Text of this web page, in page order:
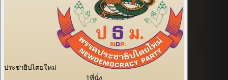
ประชาธิปไตยใหม่
1ที่นั่ง